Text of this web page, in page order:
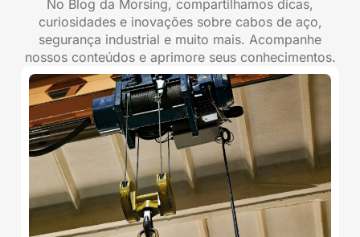
No Blog da Morsing, compartilhamos dicas,
curiosidades e inovações sobre cabos de aço,
segurança industrial e muito mais. Acompanhe
nossos conteúdos e aprimore seus conhecimentos.